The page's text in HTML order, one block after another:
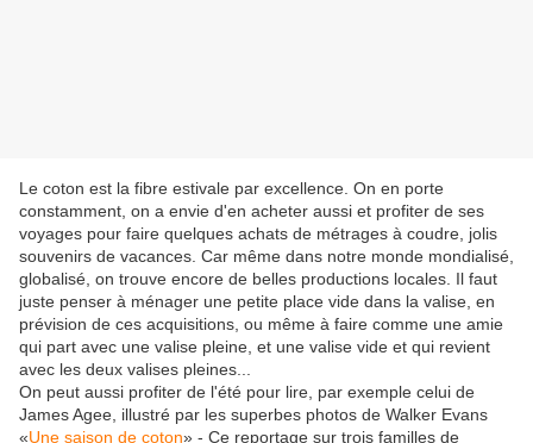
Le coton est la fibre estivale par excellence. On en porte
constamment, on a envie d'en acheter aussi et profiter de ses
voyages pour faire quelques achats de métrages à coudre, jolis
souvenirs de vacances. Car même dans notre monde mondialisé,
globalisé, on trouve encore de belles productions locales. Il faut
juste penser à ménager une petite place vide dans la valise, en
prévision de ces acquisitions, ou même à faire comme une amie
qui part avec une valise pleine, et une valise vide et qui revient
avec les deux valises pleines...
On peut aussi profiter de l'été pour lire, par exemple celui de
James Agee, illustré par les superbes photos de Walker Evans
«Une saison de coton» - Ce reportage sur trois familles de